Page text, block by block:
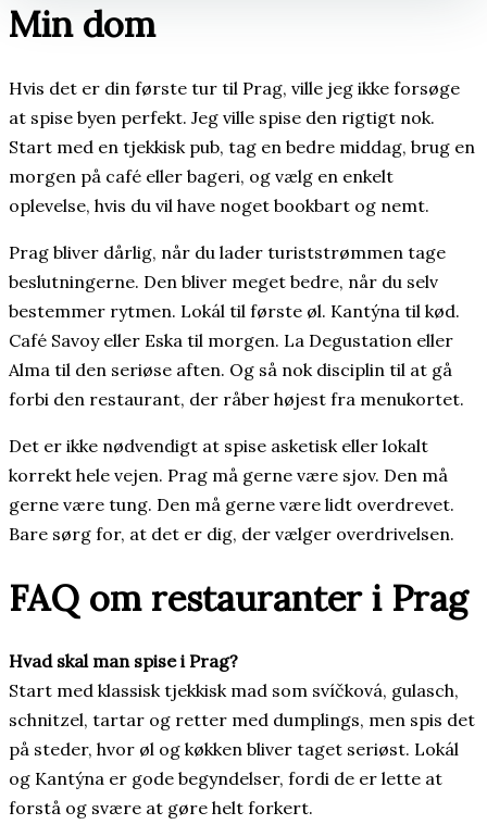
Min dom
Hvis det er din første tur til Prag, ville jeg ikke forsøge
at spise byen perfekt. Jeg ville spise den rigtigt nok.
Start med en tjekkisk pub, tag en bedre middag, brug en
morgen på café eller bageri, og vælg en enkelt
oplevelse, hvis du vil have noget bookbart og nemt.
Prag bliver dårlig, når du lader turiststrømmen tage
beslutningerne. Den bliver meget bedre, når du selv
bestemmer rytmen. Lokál til første øl. Kantýna til kød.
Café Savoy eller Eska til morgen. La Degustation eller
Alma til den seriøse aften. Og så nok disciplin til at gå
forbi den restaurant, der råber højest fra menukortet.
Det er ikke nødvendigt at spise asketisk eller lokalt
korrekt hele vejen. Prag må gerne være sjov. Den må
gerne være tung. Den må gerne være lidt overdrevet.
Bare sørg for, at det er dig, der vælger overdrivelsen.
FAQ om restauranter i Prag
Hvad skal man spise i Prag?
Start med klassisk tjekkisk mad som svíčková, gulasch,
schnitzel, tartar og retter med dumplings, men spis det
på steder, hvor øl og køkken bliver taget seriøst. Lokál
og Kantýna er gode begyndelser, fordi de er lette at
forstå og svære at gøre helt forkert.